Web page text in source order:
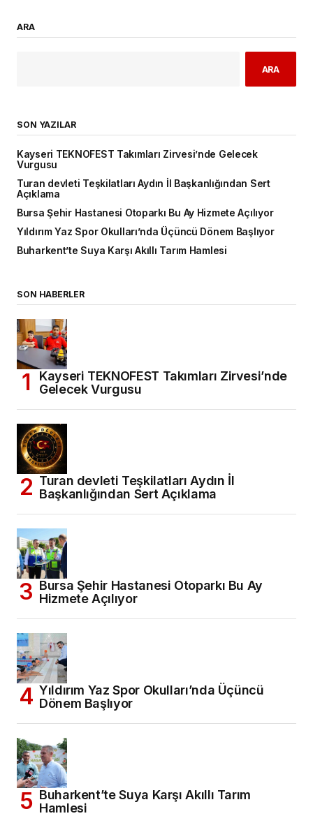
ARA
ARA
SON YAZILAR
Kayseri TEKNOFEST Takımları Zirvesi’nde Gelecek
Vurgusu
Turan devleti Teşkilatları Aydın İl Başkanlığından Sert
Açıklama
Bursa Şehir Hastanesi Otoparkı Bu Ay Hizmete Açılıyor
Yıldırım Yaz Spor Okulları’nda Üçüncü Dönem Başlıyor
Buharkent’te Suya Karşı Akıllı Tarım Hamlesi
SON HABERLER
Kayseri TEKNOFEST Takımları Zirvesi’nde
Gelecek Vurgusu
Turan devleti Teşkilatları Aydın İl
Başkanlığından Sert Açıklama
Bursa Şehir Hastanesi Otoparkı Bu Ay
Hizmete Açılıyor
Yıldırım Yaz Spor Okulları’nda Üçüncü
Dönem Başlıyor
Buharkent’te Suya Karşı Akıllı Tarım
Hamlesi